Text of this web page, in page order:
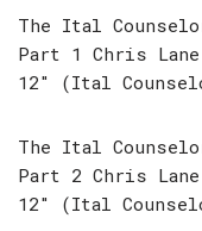
The Ital
Part 1 Chris
12″ (Ital
The Ital
Part 2 Chris
12″ (Ital